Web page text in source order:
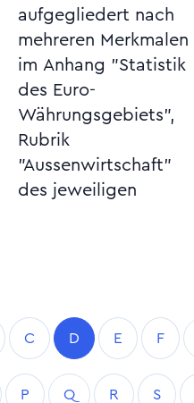
aufgegliedert nach
mehreren Merkmalen
im Anhang "Statistik
des Euro-
Währungsgebiets",
Rubrik
"Aussenwirtschaft"
des jeweiligen
Informationen, viele
C D E F
P Q R S